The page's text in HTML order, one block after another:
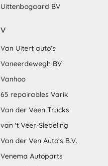
Uittenbogaard BV
V
Van Uitert auto's
Vaneerdewegh BV
Vanhoo
65 repairables Varik
Van der Veen Trucks
van 't Veer-Siebeling
Van der Ven Auto's B.V.
Venema Autoparts